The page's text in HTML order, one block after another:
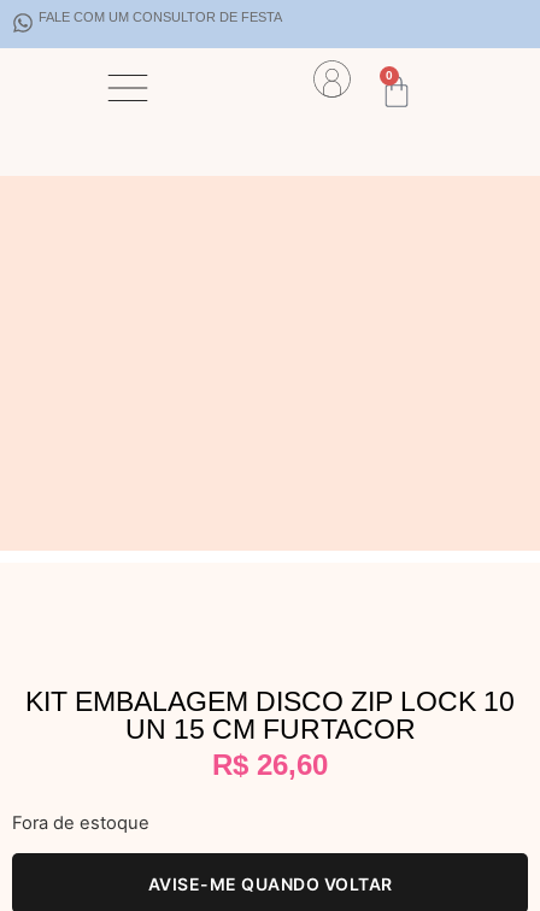
FALE COM UM CONSULTOR DE FESTA
0
KIT EMBALAGEM DISCO ZIP LOCK 10
UN 15 CM FURTACOR
R$ 26,60
Fora de estoque
AVISE-ME QUANDO VOLTAR